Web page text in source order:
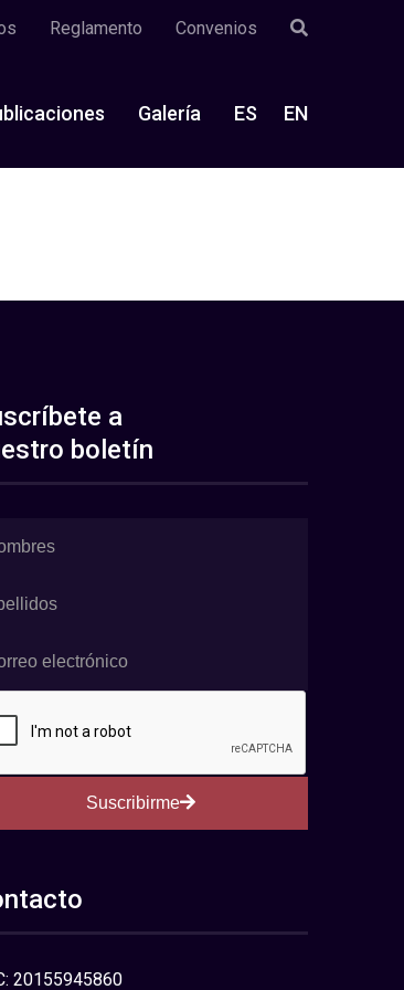
Reglamento Convenios
Galería ES EN
a
boletín
Suscribirme
20155945860